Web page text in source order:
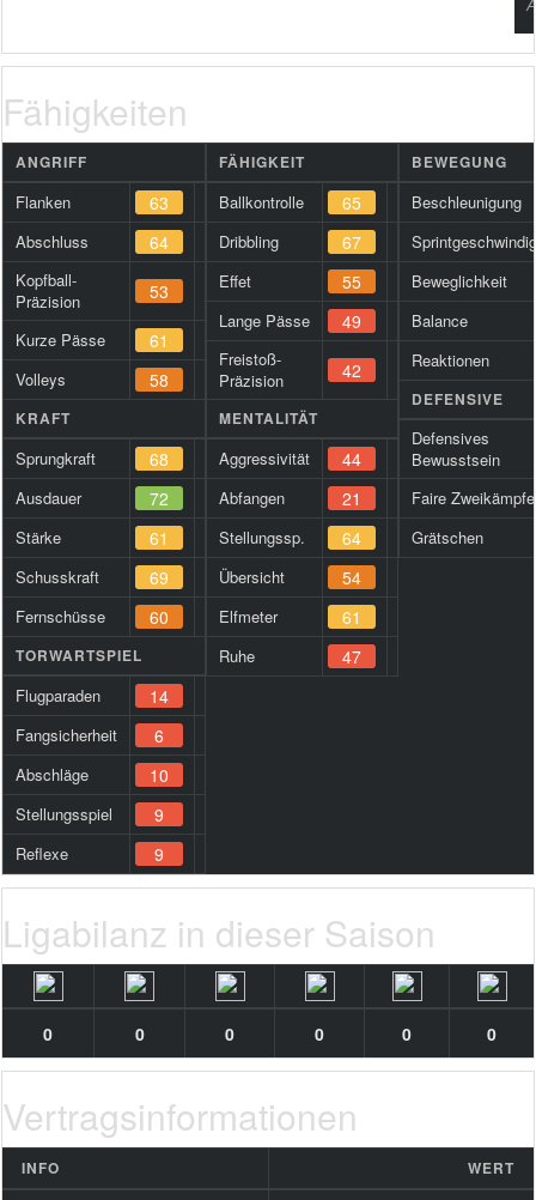
Fähigkeiten
ANGRIFF
Flanken 63
Abschluss 64
Kopfball-
Präzision
53
Kurze Pässe 61
Volleys 58
KRAFT
Sprungkraft 68
Ausdauer 72
Stärke 61
Schusskraft 69
Fernschüsse 60
TORWARTSPIEL
Flugparaden 14
Fangsicherheit 6
Abschläge 10
Stellungsspiel 9
Reflexe 9
FÄHIGKEIT
Ballkontrolle 65
Dribbling 67
Effet 55
Lange Pässe 49
Freistoß-
Präzision
42
MENTALITÄT
Aggressivität 44
Abfangen 21
Stellungssp. 64
Übersicht 54
Elfmeter 61
Ruhe 47
BEWEGUNG
Beschleunigung
Beweglichkeit
Balance
Reaktionen
DEFENSIVE
Defensives
Bewusstsein
Faire Zweikämpfe
Grätschen
Ligabilanz in dieser Saison
0 0 0 0 0 0
Vertragsinformationen
INFO WERT